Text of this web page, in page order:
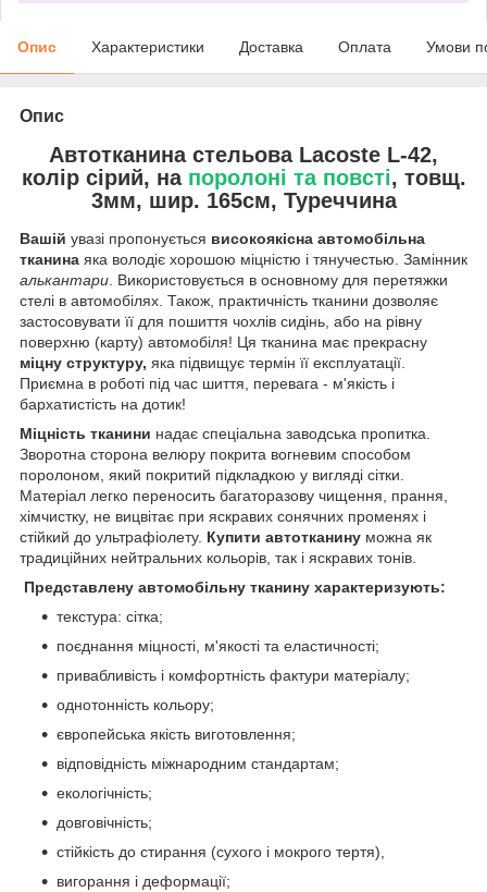
Опис Характеристики Доставка Оплата Умови
Опис
Автотканина стельова Lacoste L-42,
колір сірий, на поролоні та повсті, товщ.
3мм, шир. 165см, Туреччина
Вашій увазі пропонується високоякісна автомобільна
тканина яка володіє хорошою міцністю і тянучестью. Замінник
алькантари. Використовується в основному для перетяжки
стелі в автомобілях. Також, практичність тканини дозволяє
застосовувати її для пошиття чохлів сидінь, або на рівну
поверхню (карту) автомобіля! Ця тканина має прекрасну
міцну структуру, яка підвищує термін її експлуатації.
Приємна в роботі під час шиття, перевага - м'якість і
бархатистість на дотик!
Міцність тканини надає спеціальна заводська пропитка.
Зворотна сторона велюру покрита вогневим способом
поролоном, який покритий підкладкою у вигляді сітки.
Матеріал легко переносить багаторазову чищення, прання,
хімчистку, не вицвітає при яскравих сонячних променях і
стійкий до ультрафіолету. Купити автотканину можна як
традиційних нейтральних кольорів, так і яскравих тонів.
Представлену автомобільну тканину характеризують:
текстура: сітка;
поєднання міцності, м'якості та еластичності;
привабливість і комфортність фактури матеріалу;
однотонність кольору;
європейська якість виготовлення;
відповідність міжнародним стандартам;
екологічність;
довговічність;
стійкість до стирання (сухого і мокрого тертя),
вигорання і деформації;